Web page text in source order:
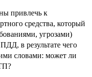
привлечь к
средства, который
угрозами)
в результате чего
словами: может ли